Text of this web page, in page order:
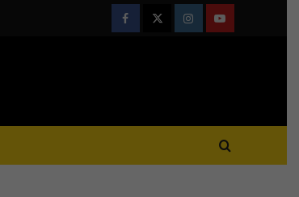
FacebookTwitterInstagramYoutube